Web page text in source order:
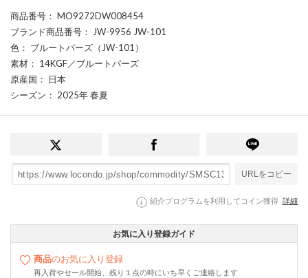
商品番号 ： MO9272DW008454
ブランド商品番号 ： JW-9956 JW-101
色 ： ブルートパーズ（JW-101）
素材 ： 14KGF／ブルートパーズ
原産国 ： 日本
シーズン ： 2025年 春夏
URLをコピー
紹介プログラムを利用してコイン獲得 詳細
お気に入り登録ガイド
商品のお気に入り登録
再入荷やセール開始、残り１点の時にいち早くご連絡します